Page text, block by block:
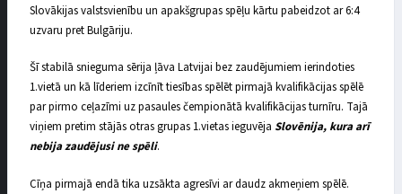
Slovākijas valstsvienību un apakšgrupas spēļu kārtu pabeidzot ar 6:4
uzvaru pret Bulgāriju.
Šī stabilā snieguma sērija ļāva Latvijai bez zaudējumiem ierindoties
1.vietā un kā līderiem izcīnīt tiesības spēlēt pirmajā kvalifikācijas spēlē
par pirmo ceļazīmi uz pasaules čempionātā kvalifikācijas turnīru. Tajā
viņiem pretim stājās otras grupas 1.vietas ieguvēja Slovēnija, kura arī
nebija zaudējusi ne spēli.
Cīņa pirmajā endā tika uzsākta agresīvi ar daudz akmeņiem spēlē.